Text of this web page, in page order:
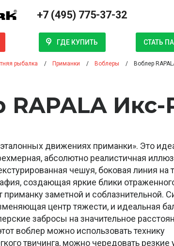
+7 (495) 775-37-32
ГДЕ КУПИТЬ СТАТЬ
рыбалка Приманки Воблеры Воблер
RAPALA Икс-
движениях приманки». Это
абсолютно реалистичная
чешуя, боковая линия на
создающая яркие блики
заметной и соблазнительной.
центр тяжести, и идеальная
забросы на значительное
воблер можно использовать технику
твичинга, можно чередовать резкие